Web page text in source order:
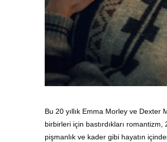
Bu 20 yıllık Emma Morley ve
birbirleri için bastırdıkları
pişmanlık ve kader gibi hayatın